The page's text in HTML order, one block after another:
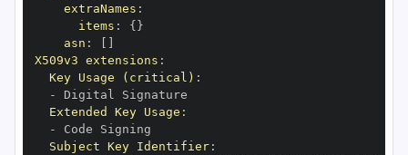
extraNames :
items : { }
asn :
X509v3 extensions :
Key Usage (critical) :
-
Extended Key Usage :
-
Subject Key Identifier: